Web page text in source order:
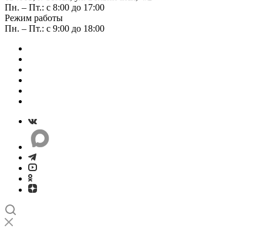
Пн. – Пт.: с 8:00 до 17:00
Режим работы
Пн. – Пт.: с 9:00 до 18:00